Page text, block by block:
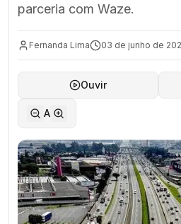
parceria com Waze.
Fernanda Lima 03 de junho de
Ouvir
A